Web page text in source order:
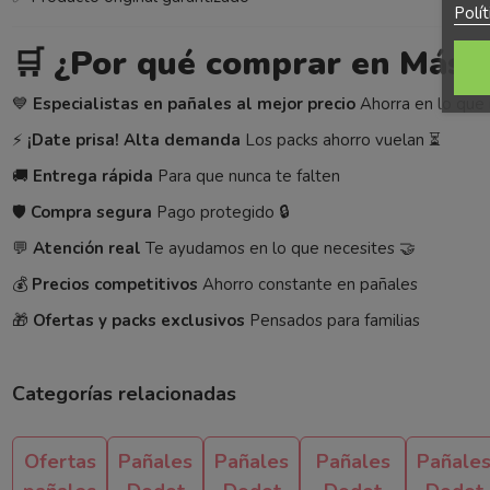
🛒 ¿Por qué comprar en Más
💙 Especialistas en pañales al mejor precio Ahorra en lo que
⚡ ¡Date prisa! Alta demanda Los packs ahorro vuelan ⏳
🚚 Entrega rápida Para que nunca te falten
🛡️ Compra segura Pago protegido 🔒
💬Atención real Te ayudamos en lo que necesites 🤝
💰 Precios competitivos Ahorro constante en pañales
🎁 Ofertas y packs exclusivos Pensados para familias
Categorías relacionadas
Ofertas
Pañales
Pañales
Pañales
Pañales